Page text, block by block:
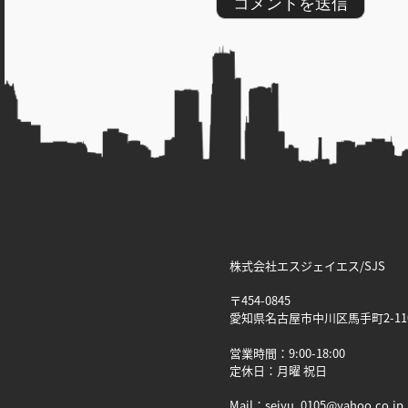
株式会社エスジェイエス/SJS
〒454-0845
愛知県名古屋市中川区馬手町2-
営業時間：9:00-18:00
定休日：月曜 祝日